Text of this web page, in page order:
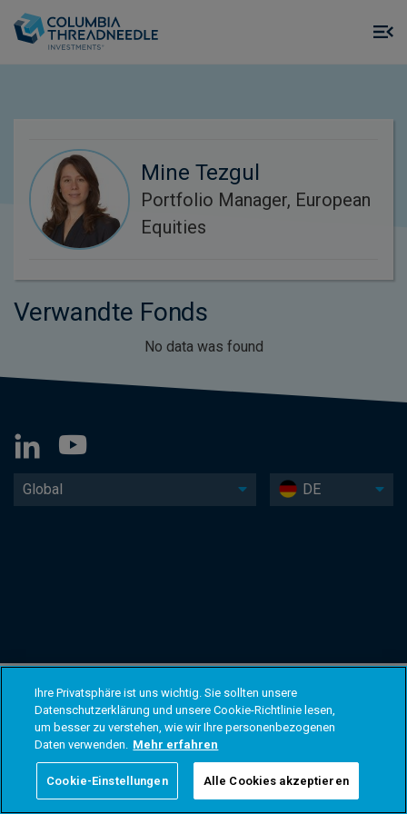
Mine Tezgul
Portfolio Manager, European
Equities
Verwandte Fonds
No data was found
Global DE
Ihre Privatsphäre ist uns wichtig. Sie sollten unsere
Datenschutzerklärung und unsere Cookie-Richtlinie lesen,
um besser zu verstehen, wie wir Ihre personenbezogenen
Daten verwenden. Mehr erfahren
Cookie-Einstellungen Alle Cookies akzeptieren